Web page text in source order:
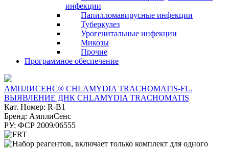
инфекции
Папилломавирусные инфекции
Туберкулез
Урогенитальные инфекции
Микозы
Прочие
Программное обеспечение
АМПЛИСЕНС® CHLAMYDIA TRACHOMATIS-FL.
ВЫЯВЛЕНИЕ ДНК CHLAMYDIA TRACHOMATIS
Кат. Номер: R-B1
Бренд: АмплиСенс
РУ: ФСР 2009/06555